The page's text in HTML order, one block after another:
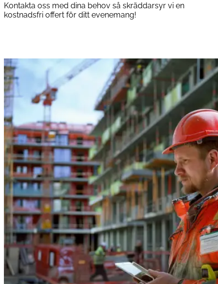
Kontakta oss med dina behov så skräddarsyr vi en
kostnadsfri offert för ditt evenemang!